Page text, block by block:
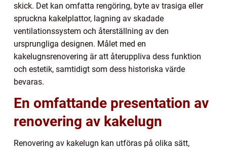
skick. Det kan omfatta rengöring, byte av trasiga eller
spruckna kakelplattor, lagning av skadade
ventilationssystem och återställning av den
ursprungliga designen. Målet med en
kakelugnsrenovering är att återuppliva dess funktion
och estetik, samtidigt som dess historiska värde
bevaras.
En omfattande presentation av
renovering av kakelugn
Renovering av kakelugn kan utföras på olika sätt,